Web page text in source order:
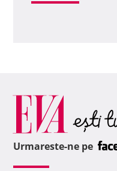
Urmareste-ne pe